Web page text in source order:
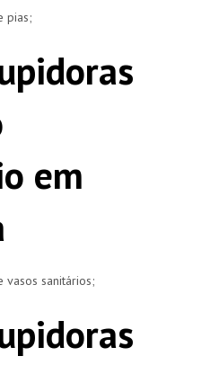
pias;
em
vasos sanitários;